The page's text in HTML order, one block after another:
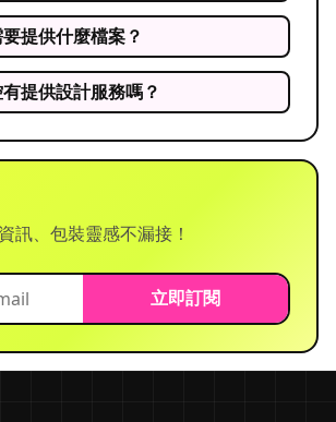
提供什麼檔案？
提供設計服務嗎？
訊、包裝靈感不漏接！
立即訂閱